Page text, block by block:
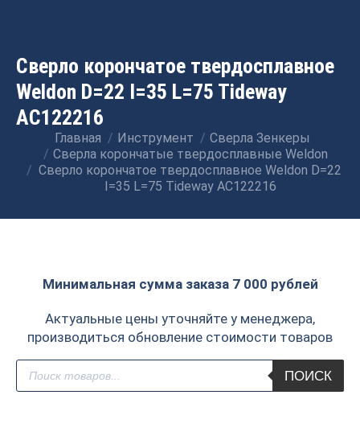
Сверло корончатое твердосплавное
Weldon D=22 I=35 L=75 Tideway
AC122216
Вы здесь:
Главная Инструмент
Сверла Зенкеры
Сверла корончатые твердосплавные Weldon
Сверло корончатое твердосплавное Weldon D=22
I=35 L=75 Tideway AC122216
Минимальная сумма заказа 7 000 рублей
Актуальные цены уточняйте у менеджера,
производиться обновление стоимости товаров
Поиск
товаров
ПОИСК